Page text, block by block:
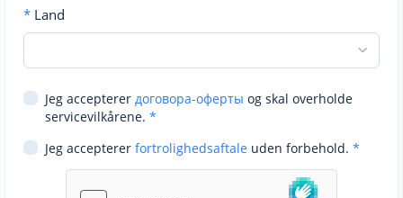
* Land
Jeg accepterer договора-оферты og skal overholde
servicevilkårene. *
Jeg accepterer fortrolighedsaftale uden forbehold. *